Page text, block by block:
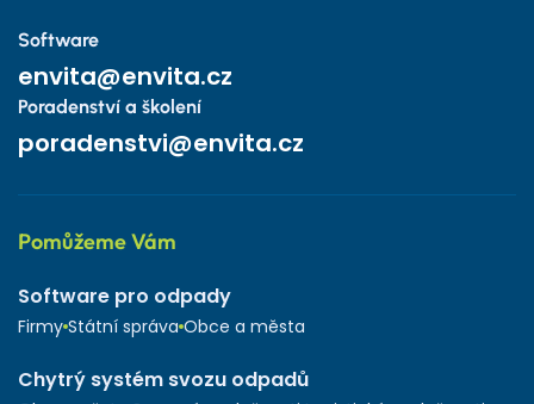
Software
envita@envita.cz
Poradenství a školení
poradenstvi@envita.cz
Pomůžeme Vám
Software pro odpady
Firmy Státní správa Obce a města
Chytrý systém svozu odpadů